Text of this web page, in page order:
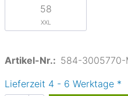
58
XXL
Artikel-Nr.: 584-3005770-
Lieferzeit 4 - 6 Werktage *